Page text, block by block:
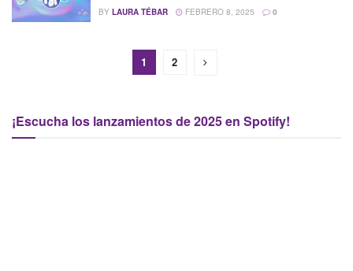
BY LAURA TÉBAR FEBRERO 8, 2025 0
1 2
¡Escucha los lanzamientos de 2025 en Spotify!